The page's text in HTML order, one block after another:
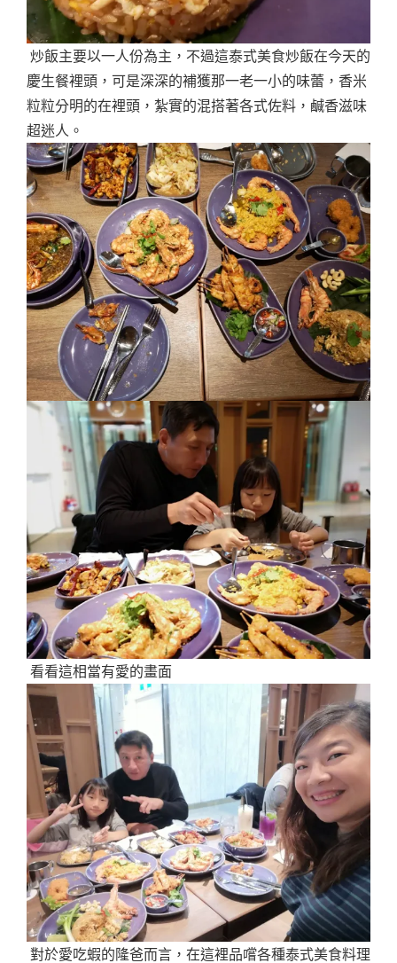
炒飯主要以一人份為主，不過這泰式美食炒飯在今天的
慶生餐裡頭，可是深深的補獲那一老一小的味蕾，香米
粒粒分明的在裡頭，紮實的混搭著各式佐料，鹹香滋味
超迷人。
看看這相當有愛的畫面
對於愛吃蝦的隆爸而言，在這裡品嚐各種泰式美食料理